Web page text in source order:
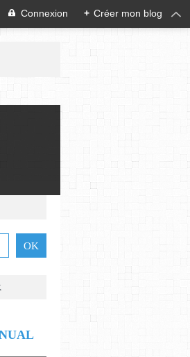
Connexion + Créer mon blog